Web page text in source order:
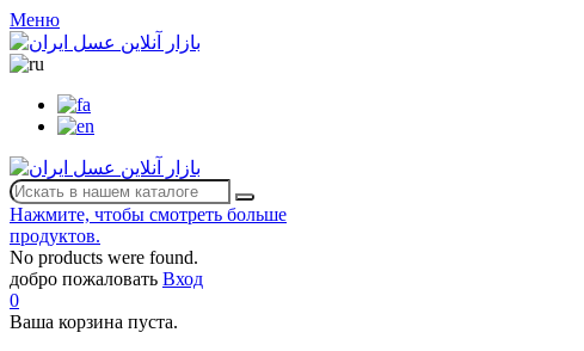
Меню
Нажмите, чтобы смотреть больше
продуктов.
No products were found.
добро пожаловать Вход
0
Ваша корзина пуста.